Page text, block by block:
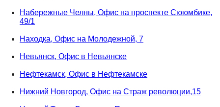
Набережные Челны, Офис на проспекте Сююмбике,
49/1
Находка, Офис на Молодежной, 7
Невьянск, Офис в Невьянске
Нефтекамск, Офис в Нефтекамске
Нижний Новгород, Офис на Страж революции,15